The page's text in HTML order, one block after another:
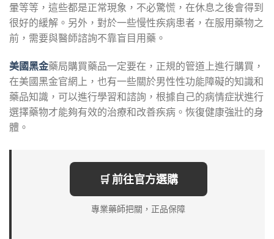
暈等等，這些都是正常現象，不必驚慌，在休息之後會得到
很好的緩解。另外，對於一些慢性疾病患者，在服用藥物之
前，需要與醫師諮詢不靠盲目用藥。
美國黑金藥局購買藥品一定要在，正規的管道上進行購買，
在美國黑金官網上，也有一些關於男性性功能障礙的知識和
藥品知識，可以進行學習和諮詢，根據自己的病情症狀進行
選擇藥物才能夠有效的治療和改善疾病。恢復健康強壯的身
體。
🛒 前往官方選購
專業藥師把關，正品保障